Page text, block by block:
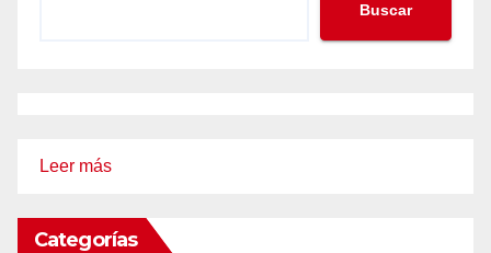
Buscar
Leer más:
Categorías